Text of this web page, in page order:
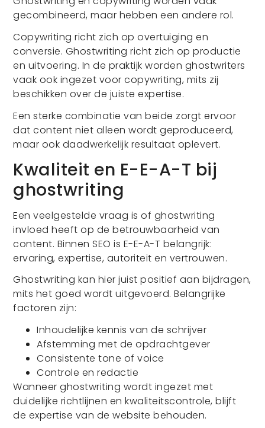
gecombineerd, maar hebben een andere rol.
Copywriting richt zich op overtuiging en
conversie. Ghostwriting richt zich op productie
en uitvoering. In de praktijk worden ghostwriters
vaak ook ingezet voor copywriting, mits zij
beschikken over de juiste expertise.
Een sterke combinatie van beide zorgt ervoor
dat content niet alleen wordt geproduceerd,
maar ook daadwerkelijk resultaat oplevert.
Kwaliteit en E-E-A-T bij
ghostwriting
Een veelgestelde vraag is of ghostwriting
invloed heeft op de betrouwbaarheid van
content. Binnen SEO is E-E-A-T belangrijk:
ervaring, expertise, autoriteit en vertrouwen.
Ghostwriting kan hier juist positief aan bijdragen,
mits het goed wordt uitgevoerd. Belangrijke
factoren zijn:
Inhoudelijke kennis van de schrijver
Afstemming met de opdrachtgever
Consistente tone of voice
Controle en redactie
Wanneer ghostwriting wordt ingezet met
duidelijke richtlijnen en kwaliteitscontrole, blijft
de expertise van de website behouden.